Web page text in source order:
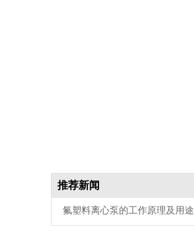
推荐新闻
氟塑料离心泵的工作原理及用途